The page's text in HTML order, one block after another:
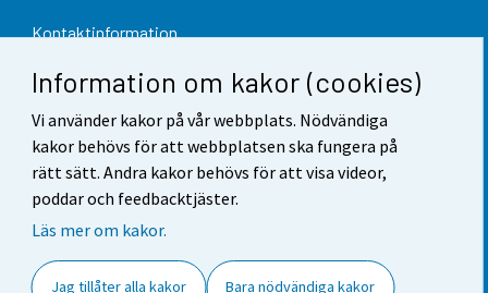
Information om kakor (cookies)
Vi använder kakor på vår webbplats. Nödvändiga
kakor behövs för att webbplatsen ska fungera på
rätt sätt. Andra kakor behövs för att visa videor,
poddar och feedbacktjäster.
Läs mer om kakor.
Jag tillåter alla kakor Bara nödvändiga kakor
Kontaktinformation
Respons
Användarvillkor
Dataskydd
Tillgänglighet